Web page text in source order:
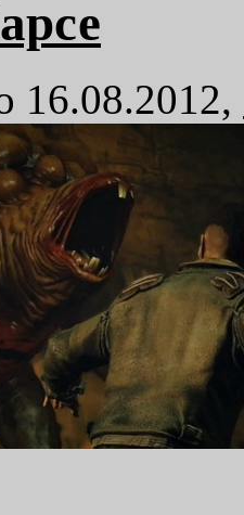
16.08.2012,